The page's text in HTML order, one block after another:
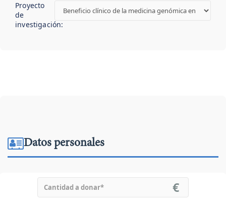
Proyecto
de
investigación:
Datos personales
€